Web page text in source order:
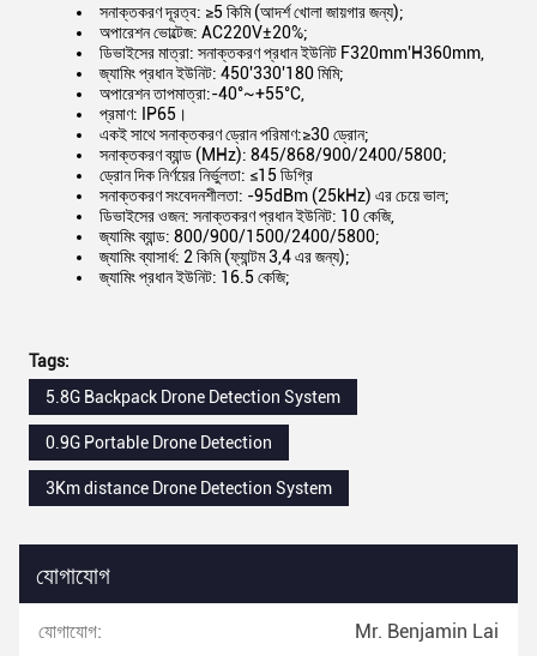
সনাক্তকরণ দূরত্ব: ≥5 কিমি (আদর্শ খোলা জায়গার জন্য);
অপারেশন ভোল্টেজ: AC220V±20%;
ডিভাইসের মাত্রা: সনাক্তকরণ প্রধান ইউনিট F320mm'H360mm,
জ্যামিং প্রধান ইউনিট: 450'330'180 মিমি;
অপারেশন তাপমাত্রা:-40°~+55°C,
প্রমাণ: IP65।
একই সাথে সনাক্তকরণ ড্রোন পরিমাণ:≥30 ড্রোন;
সনাক্তকরণ ব্যান্ড (MHz): 845/868/900/2400/5800;
ড্রোন দিক নির্ণয়ের নির্ভুলতা: ≤15 ডিগ্রি
সনাক্তকরণ সংবেদনশীলতা: -95dBm (25kHz) এর চেয়ে ভাল;
ডিভাইসের ওজন: সনাক্তকরণ প্রধান ইউনিট: 10 কেজি,
জ্যামিং ব্যান্ড: 800/900/1500/2400/5800;
জ্যামিং ব্যাসার্ধ: 2 কিমি (ফ্যান্টম 3,4 এর জন্য);
জ্যামিং প্রধান ইউনিট: 16.5 কেজি;
Tags:
5.8G Backpack Drone Detection System
0.9G Portable Drone Detection
3Km distance Drone Detection System
যোগাযোগ
যোগাযোগ: Mr. Benjamin Lai